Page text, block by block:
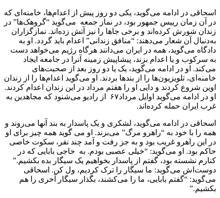
اسحاقی در ادامه می‌گوید، یکی دو روز پیش از اعدام‌ها، خامنه‌ای که
در آن زمان رییس جمهور بود، در نماز جمعه می‌گوید “گروهک‌ها” در
زندان شورش کرده‌اند و برخی جاها را نیز آتش زده‌اند. نمازگزاران
به‌دنبال آن شعار می‌دهند: “منافق زندانی” اعدام باید گردد. او به
دادگاه می‌گوید، همه در ایران می‌دانند هرگاه رژیم می‌خواهد دست
به سرکوب و یا اعدام بزند، پیشاپیش زمینه آنرا در جامعه ایجاد
می‌کند. او در ادامه می‌گوید، یک یا دو روز بعد از صحبت‌های
خامنه‌ای، تلویزیون‌ها را از بندها بردند. او می‌گوید اعدام‌ها را از زندان
اوین شروع کردند و دایی او را هفتم مرداد در این زندان اعدام کردند.
او در ادامه می‌گوید اوایل مرداد۶۷ از رادیو می‌شنود که مجاهدین به
غرب ایران حمله کرده‌اند.
اسحاقی در ادامه می‌گوید، لشکری و یک پاسدار به بند آنها می‌روند و
همه را با خود به “راهرو مرگ” می‌برند. او می گوید همه چیز برای او
در این راهرو غریب بود و به جز رفت ‌و آمد چند نفر، سکوت خاصی
حاکم بود. او می‌گوید: “خیلی عصبی بودم. به حاجی بابایی که در
کنارم نشسته بود، گفتم از پاسدار بخواهیم یک سیگار بده بکشیم.”
دوست‌اش می‌گوید: ما سیگار را ترک کردیم، ول کن. اسحاقی
می‌گوید: “گفتم بابایی، ما را می‌کشند، بگذار سیگار آخری را هم
بکشیم.”